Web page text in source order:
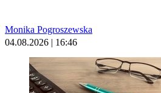
Monika Pogroszewska
04.08.2026 | 16:46